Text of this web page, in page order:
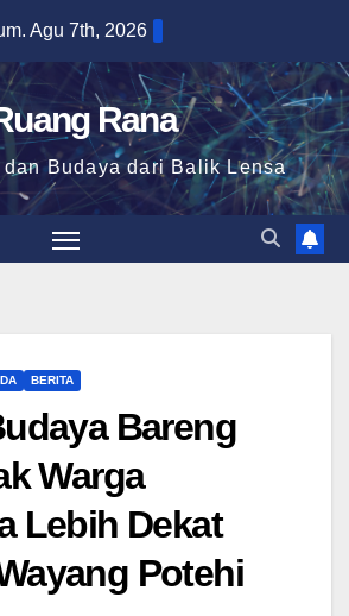
Agu 7th, 2026
Rana
Budaya dari Balik Lensa
BERITA
Bareng
Warga
Lebih Dekat
Potehi